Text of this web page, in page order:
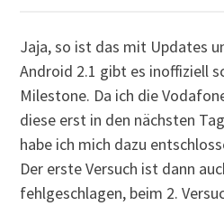
Jaja, so ist das mit Updates
Android 2.1 gibt es inoffiziell
Milestone. Da ich die
diese erst in den nächsten
habe ich mich dazu
Der erste Versuch ist dann
fehlgeschlagen, beim 2.